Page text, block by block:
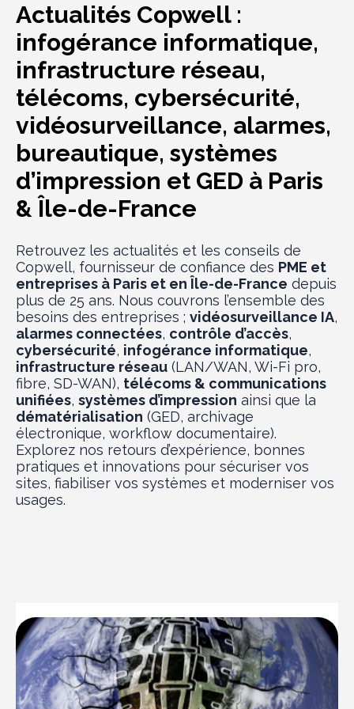
Actualités Copwell :
infogérance informatique,
infrastructure réseau,
télécoms, cybersécurité,
vidéosurveillance, alarmes,
bureautique, systèmes
d’impression et GED à Paris
& Île-de-France
Retrouvez les actualités et les conseils de
Copwell, fournisseur de confiance des PME et
entreprises à Paris et en Île-de-France depuis
plus de 25 ans. Nous couvrons l’ensemble des
besoins des entreprises ; vidéosurveillance IA,
alarmes connectées, contrôle d’accès,
cybersécurité, infogérance informatique,
infrastructure réseau (LAN/WAN, Wi-Fi pro,
fibre, SD-WAN), télécoms & communications
unifiées, systèmes d’impression ainsi que la
dématérialisation (GED, archivage
électronique, workflow documentaire).
Explorez nos retours d’expérience, bonnes
pratiques et innovations pour sécuriser vos
sites, fiabiliser vos systèmes et moderniser vos
usages.